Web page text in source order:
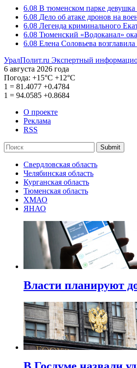
6.08 В тюменском парке девушка
6.08 Дело об атаке дронов на
6.08 Легенда криминального
6.08 Тюменский «Водоканал»
6.08 Елена Соловьева
УралПолит.ru Экспертный
6 августа 2026 года
Погода: +15°С +12°С
1 = 81.4077 +0.4784
1 = 94.0585 +0.8684
О проекте
Реклама
RSS
Submit
Свердловская область
Челябинская область
Курганская область
Тюменская область
ХМАО
ЯНАО
Власти планируют